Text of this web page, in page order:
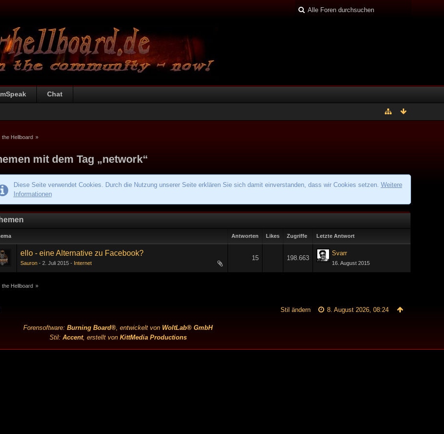
Chat
the Hellboard »
mit dem Tag „network“
Diese Seite verwendet Cookies. Durch die Nutzung unserer Seite erklären Sie sich damit einverstanden, dass wir Cookies setzen. Weitere
Informationen
Antworten Likes Zugriffe Letzte Antwort
ello - eine Alternative zu Facebook?
Sauron 2. Juli 2015 Internet
15 198.663
Svarr
16. August 2015
the Hellboard »
8. August 2026, 08:24
Stil ändern
Forensoftware: Burning Board®, entwickelt von WoltLab® GmbH
Stil: Accent, erstellt von KittMedia Productions